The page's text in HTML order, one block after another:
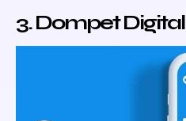
3. Dompet